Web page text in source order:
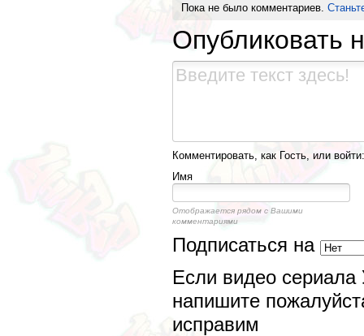
Пока не было комментариев.
Опубликовать
Комментировать, как Гость, или войти:
Имя
Отображается рядом с Вашими
комментариями
Подписаться на
Если видео сериала
напишите
исправим